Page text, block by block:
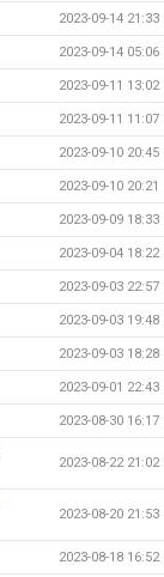
2023-09-14 21:33
2023-09-14 05:06
2023-09-11 13:02
2023-09-11 11:07
2023-09-10 20:45
2023-09-10 20:21
2023-09-09 18:33
2023-09-04 18:22
2023-09-03 22:57
2023-09-03 19:48
2023-09-03 18:28
2023-09-01 22:43
2023-08-30 16:17
2023-08-22 21:02
2023-08-20 21:53
2023-08-18 16:52